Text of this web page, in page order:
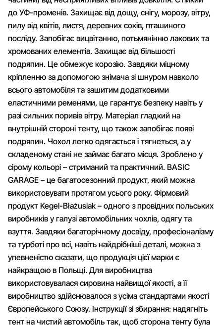
до УФ-променів. Захищає від дощу, снігу, морозу, вітру,
пилу від квітів, листя, деревних соків, пташиного
посліду. Запобігає вицвітанню, потьмянінню лакових та
хромованих елементів. Захищає від більшості
подряпин. Це обмежує корозію. Завдяки міцному
кріпленню за допомогою знімача зі шнуром навколо
всього автомобіля та зашитим додатковими
еластичними ременями, це гарантує безпеку навіть у
разі сильних поривів вітру. Матеріал гладкий на
внутрішній стороні тенту, що також запобігає появі
подряпин. Чохол легко одягається і тягнеться, а у
складеному стані не займає багато місця. Зроблено у
сірому кольорі – стриманий та практичний. BASIC
GARAGE – це багатосезонний продукт, який можна
використовувати протягом усього року. Фірмовий
продукт Kegel-Błażusiak – одного з провідних польських
виробників у галузі автомобільних чохлів, одягу та
взуття. Завдяки багаторічному досвіду, професіоналізму
та турботі про всі, навіть найдрібніші деталі, можна з
упевненістю сказати, що продукція цієї марки є
найкращою в Польщі. Для виробництва
використовувалася сировина найвищої якості, а її
виробництво здійснювалося з усіма стандартами якості
Європейського Союзу. Інструкції зі збирання: надягніть
тент на чистий автомобіль так, щоб сторона тенту була